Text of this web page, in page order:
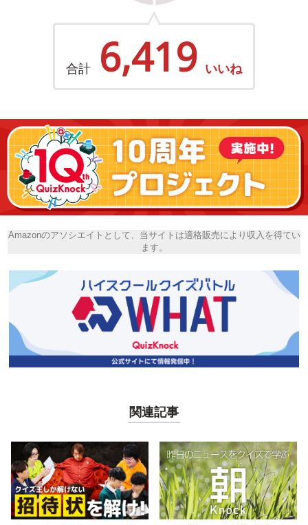
合計 6,419 いいね
Amazonのアソシエイトとして、当サイトは適格販売により収入を得てい
ます。
関連記事